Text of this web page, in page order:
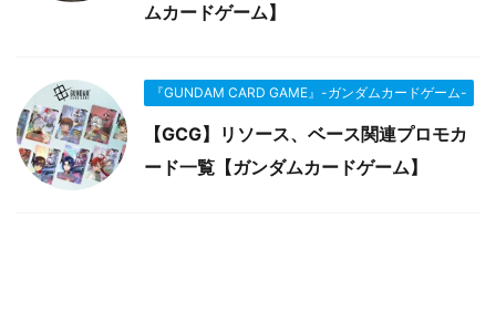
ムカードゲーム】
『GUNDAM CARD GAME』-ガンダムカードゲーム-
【GCG】リソース、ベース関連プロモカ
ード一覧【ガンダムカードゲーム】